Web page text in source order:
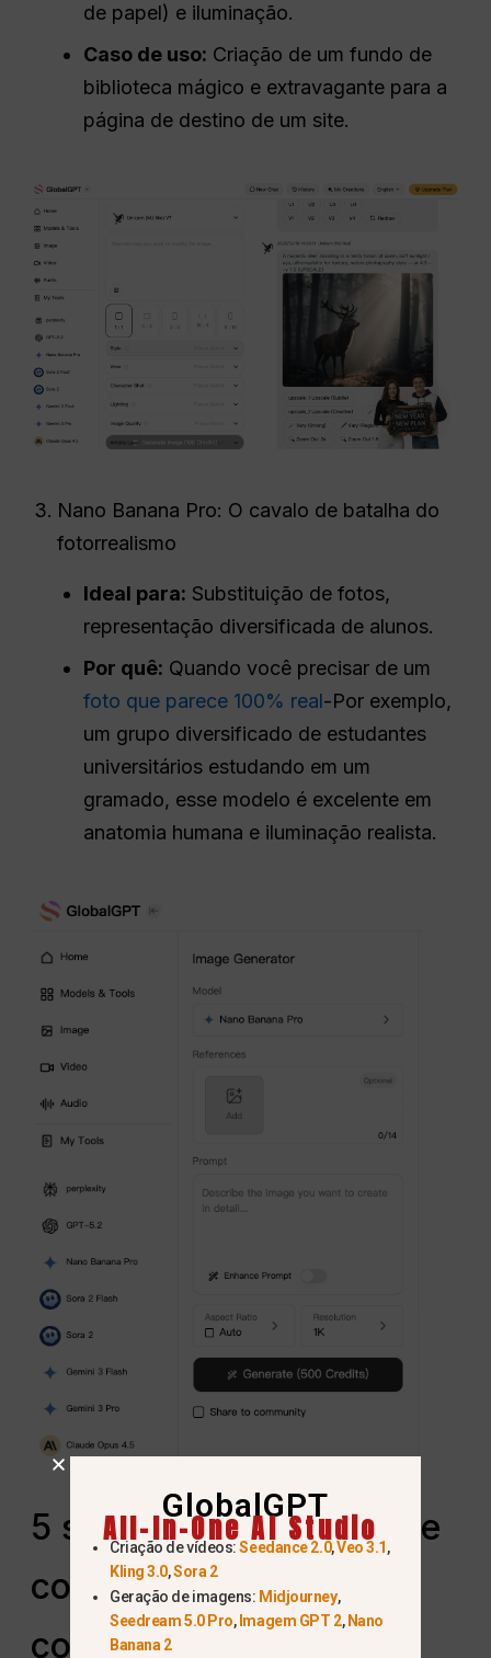
de papel) e iluminação.
Caso de uso: Criação de um fundo de
biblioteca mágico e extravagante para a
página de destino de um site.
Nano Banana Pro: O cavalo de batalha do
fotorrealismo
Ideal para: Substituição de fotos,
representação diversificada de alunos.
Por quê: Quando você precisar de um
foto que parece 100% real-Por exemplo,
um grupo diversificado de estudantes
universitários estudando em um
gramado, esse modelo é excelente em
anatomia humana e iluminação realista.
5 sugestões de “copiar e
colar” para arte de IA
com tema educacional
GlobalGPT
All-In-One AI Studio
Criação de vídeos:Seedance 2.0,Veo 3.1,
Kling 3.0,Sora 2
Geração de imagens: Midjourney,
Seedream 5.0 Pro, Imagem GPT 2, Nano
Banana 2